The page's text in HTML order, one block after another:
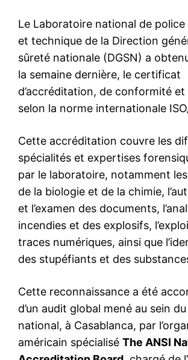
le1.ma
l'intelligence de
l'information
S'ABONNER MAINTENANT
Insight Publications
À propos
Nous contacter
Formules d’abonnement